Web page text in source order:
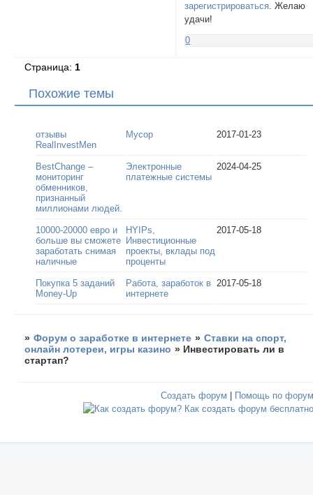
зарегистрироваться. Желаю
удачи!
0
Страница:1
Похожие темы
отзывы
RealInvestMen
Мусор 2017-01-23
BestChange –
мониторинг
обменников,
признанный
миллионами людей.
Электронные
платежные системы
2024-04-25
10000-20000 евро и
больше вы сможете
заработать снимая
наличные
HYIPs,
Инвестиционные
проекты, вклады под
проценты
2017-05-18
Покупка 5 заданий
Money-Up
Работа, заработок в
интернете
2017-05-18
» Форум о заработке в интернете » Ставки на спорт,
онлайн лотереи, игры казино » Инвестировать ли в
стартап?
Создать форум Помощь по